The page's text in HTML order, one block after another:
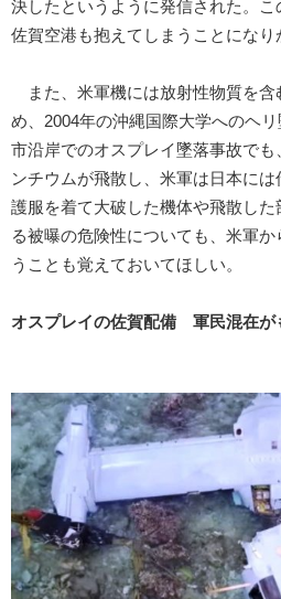
決したというように発信された。
佐賀空港も抱えてしまうことになり
また、米軍機には放射性物質を含
め、2004年の沖縄国際大学へのヘ
市沿岸でのオスプレイ墜落事故で
ンチウムが飛散し、米軍は日本に
護服を着て大破した機体や飛散した
る被曝の危険性についても、米軍
うことも覚えておいてほしい。
オスプレイの佐賀配備 軍民混在が